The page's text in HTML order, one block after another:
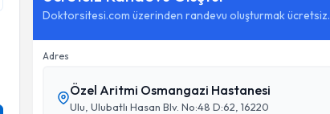
Doktorsitesi.com üzerinden randevu oluşturmak ücretsiz.
Adres
Özel Aritmi Osmangazi Hastanesi
Ulu, Ulubatlı Hasan Blv. No:48 D:62, 16220